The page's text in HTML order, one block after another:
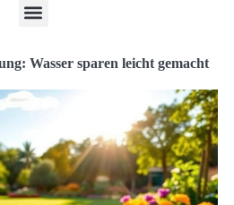
Wasser sparen leicht gemacht